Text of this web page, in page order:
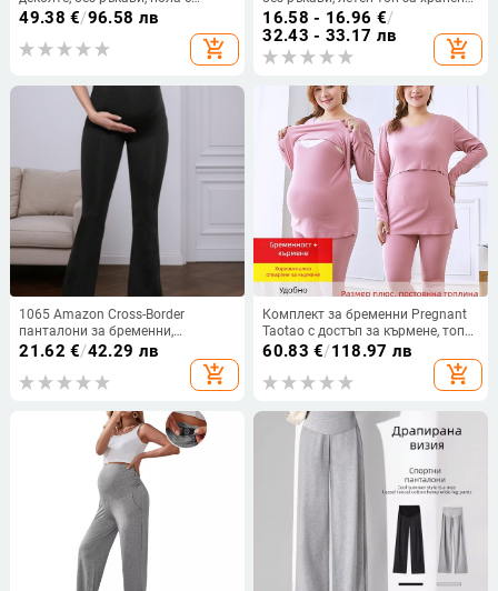
презрамки, плат найлон и
49.38 €/96.58 лв
add_shopping_cart
след раждането
16.58 - 16.96 €/
32.43 - 33.17 лв
add_shopping_cart
1065 Amazon Cross-Border
панталони за бременни,
пролетни и есенни разкроени
панталони за връхни дрехи,
панталони за поддръжка на
дълги панталони
21.62 €/42.29 лв
add_shopping_cart
Комплект за бременни Pregnant
Taotao с достъп за кърмене, топ
сет, дълъг ръкав, De Velvet плат,
80–90% полиестер, есен 2023
60.83 €/118.97 лв
add_shopping_cart